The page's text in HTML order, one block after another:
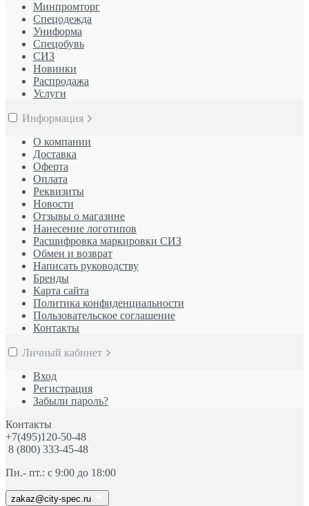
Минпромторг
Спецодежда
Униформа
Спецобувь
СИЗ
Новинки
Распродажа
Услуги
Информация
О компании
Доставка
Оферта
Оплата
Реквизиты
Новости
Отзывы о магазине
Нанесение логотипов
Расшифровка маркировки СИЗ
Обмен и возврат
Написать руководству
Бренды
Карта сайта
Политика конфиденциальности
Пользовательское соглашение
Контакты
Личный кабинет
Вход
Регистрация
Забыли пароль?
Контакты
+7(495)120-50-48
8 (800) 333-45-48
Пн.- пт.: с 9:00 до 18:00
zakaz@city-spec.ru